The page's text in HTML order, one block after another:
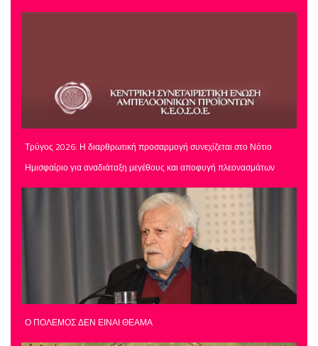
Τρύγος 2026: Η διαρθρωτική προσαρμογή συνεχίζεται στο Νότιο
Ημισφαίριο για αναδιάταξη μεγέθους και αποφυγή πλεονασμάτων
Ο ΠΟΛΕΜΟΣ ΔΕΝ ΕΙΝΑΙ ΘΕΑΜΑ